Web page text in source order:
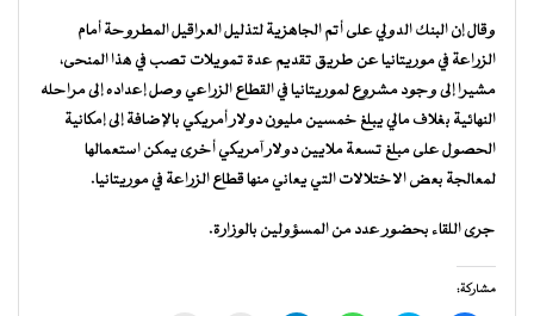
وقال إن البنك الدولي على أتم الجاهزية لتذليل العراقيل المطروحة أمام
الزراعة في موريتانيا عن طريق تقديم عدة تمويلات تصب في هذا المنحى،
مشيرا إلى وجود مشروع لموريتانيا في القطاع الزراعي وصل إعداده إلى مراحله
النهائية بغلاف مالي يبلغ خمسين مليون دولار أمريكي بالإضافة إلى إمكانية
الحصول على مبلغ تسعة ملايين دولار آمريكي أخرى يمكن استعمالها
لمعالجة بعض الاختلالات التي يعاني منها قطاع الزراعة في موريتانيا.
جرى اللقاء بحضور عدد من المسؤولين بالوزارة.
مشاركة: